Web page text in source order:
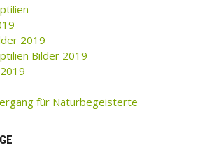
2019
Bilder 2019
für Naturbegeisterte